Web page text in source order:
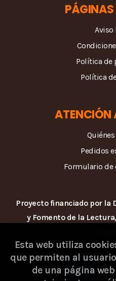
PÁGINAS
Aviso
Política de
Política
ATENCIÓN
Pedidos
Formulario
Proyecto financiado por la
y Fomento de la
Esta web utiliza
que permiten al
de una página